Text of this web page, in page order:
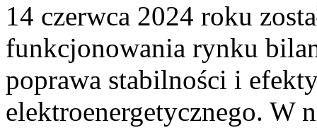
14 czerwca 2024 roku
funkcjonowania rynku
poprawa stabilności i
elektroenergetycznego. W